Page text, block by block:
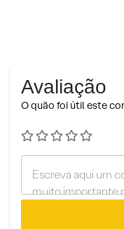
Avaliação
O quão foi útil este